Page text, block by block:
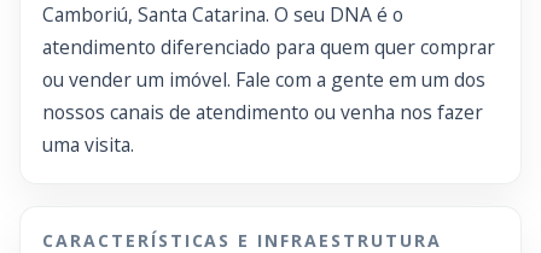
Camboriú, Santa Catarina. O seu DNA é o
atendimento diferenciado para quem quer comprar
ou vender um imóvel. Fale com a gente em um dos
nossos canais de atendimento ou venha nos fazer
uma visita.
CARACTERÍSTICAS E INFRAESTRUTURA